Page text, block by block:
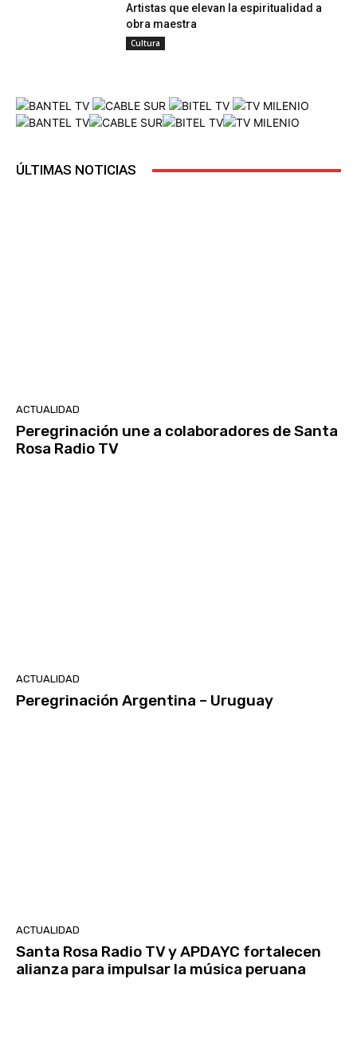
Artistas que elevan la espiritualidad a
obra maestra
Cultura
ÚLTIMAS NOTICIAS
ACTUALIDAD
Peregrinación une a colaboradores de Santa
Rosa Radio TV
ACTUALIDAD
Peregrinación Argentina – Uruguay
ACTUALIDAD
Santa Rosa Radio TV y APDAYC fortalecen
alianza para impulsar la música peruana